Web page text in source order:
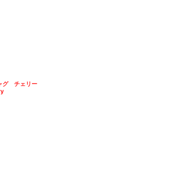
グ チェリー